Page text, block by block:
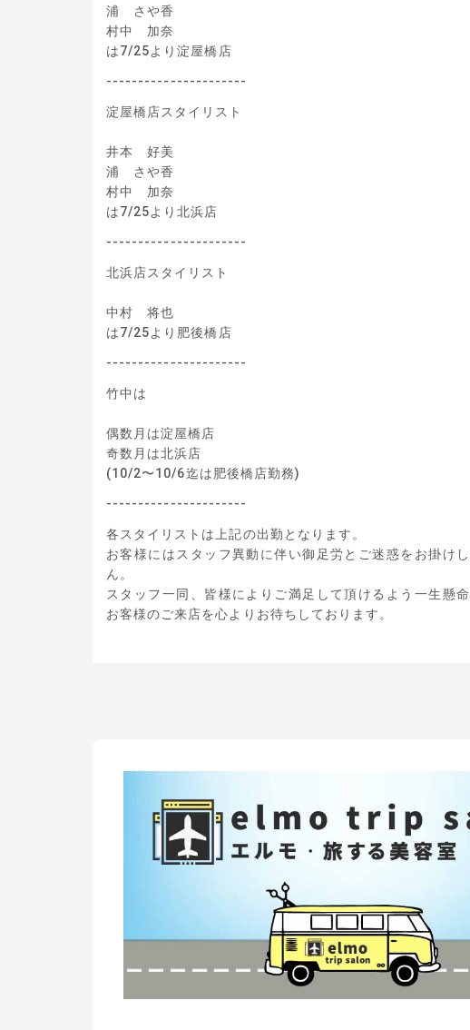
浦 さや香
村中 加奈
は7/25より淀屋橋店
----------------------
淀屋橋店スタイリスト
井本 好美
浦 さや香
村中 加奈
は7/25より北浜店
----------------------
北浜店スタイリスト
中村 将也
は7/25より肥後橋店
----------------------
竹中は
偶数月は淀屋橋店
奇数月は北浜店
(10/2〜10/6迄は肥後橋店勤務)
----------------------
各スタイリストは上記の出勤となります。
お客様にはスタッフ異動に伴い御足労とご迷惑をお掛け
ん。
スタッフ一同、皆様によりご満足して頂けるよう一生懸
お客様のご来店を心よりお待ちしております。